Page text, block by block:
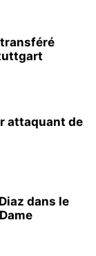
attaquant de
dans le